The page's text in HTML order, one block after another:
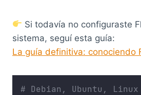
Si todavía no configuraste
sistema, seguí esta guía:
La guía definitiva: conociendo
# Debian, Ubuntu,